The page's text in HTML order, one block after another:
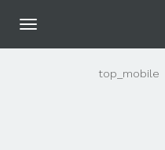
top_mobile